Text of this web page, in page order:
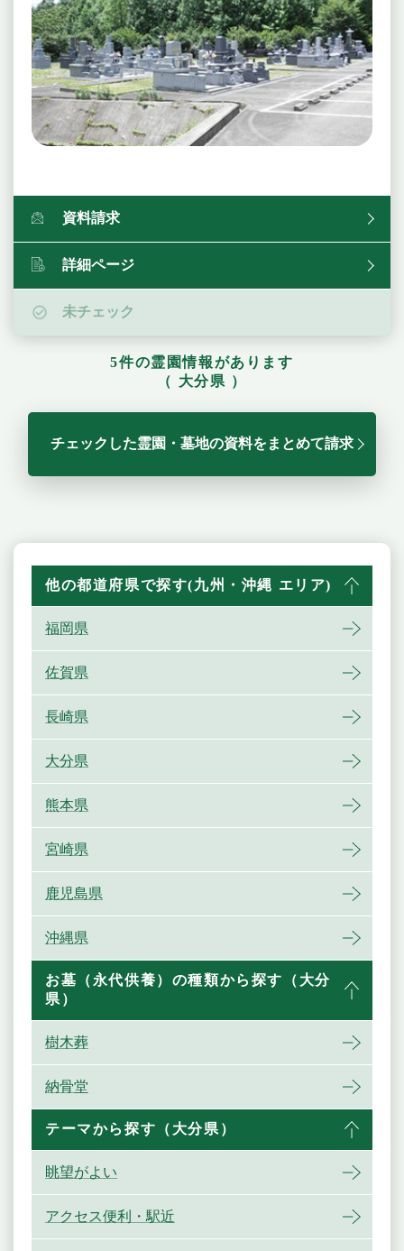
資料請求
詳細ページ
未チェック
5件の霊園情報があります
（ 大分県 ）
チェックした霊園・墓地の資料をまとめて請求
他の都道府県で探す(九州・沖縄 エリア)
福岡県
佐賀県
長崎県
大分県
熊本県
宮崎県
鹿児島県
沖縄県
お墓（永代供養）の種類から探す（大分
県）
樹木葬
納骨堂
テーマから探す（大分県）
眺望がよい
アクセス便利・駅近